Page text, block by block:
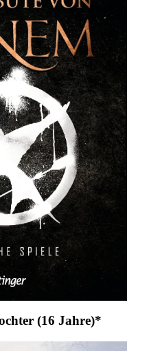
(16 Jahre)*